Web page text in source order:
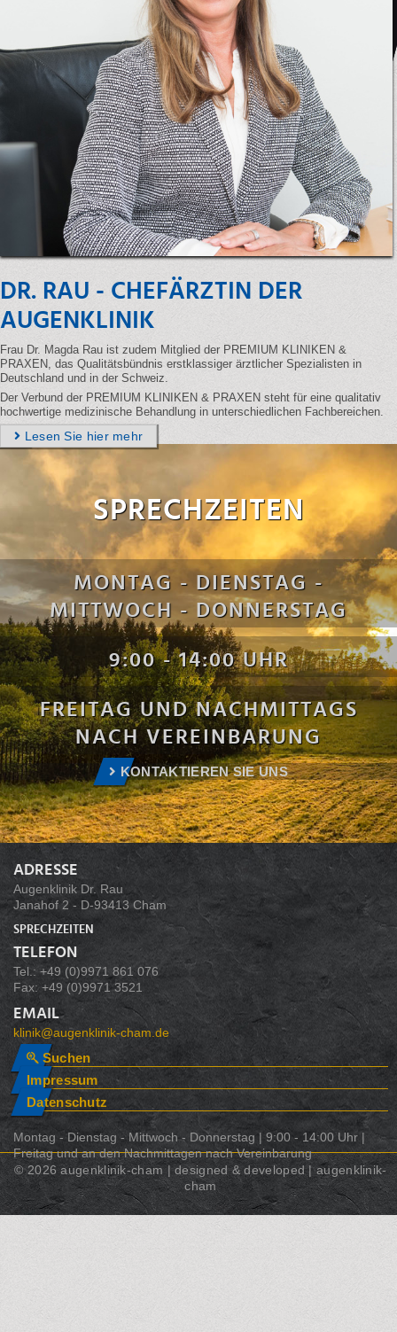
DR. RAU - CHEFÄRZTIN DER
AUGENKLINIK
Frau Dr. Magda Rau ist zudem Mitglied der PREMIUM KLINIKEN &
PRAXEN, das Qualitätsbündnis erstklassiger ärztlicher Spezialisten in
Deutschland und in der Schweiz.
Der Verbund der PREMIUM KLINIKEN & PRAXEN steht für eine qualitativ
hochwertige medizinische Behandlung in unterschiedlichen Fachbereichen.
Lesen Sie hier mehr
SPRECHZEITEN
MONTAG - DIENSTAG -
MITTWOCH - DONNERSTAG
9:00 - 14:00 UHR
FREITAG UND NACHMITTAGS
NACH VEREINBARUNG
KONTAKTIEREN SIE UNS
ADRESSE
Augenklinik Dr. Rau
Janahof 2 - D-93413 Cham
SPRECHZEITEN
TELEFON
Tel.: +49 (0)9971 861 076
Fax: +49 (0)9971 3521
EMAIL
klinik@augenklinik-cham.de
Suchen
Impressum
Datenschutz
Montag - Dienstag - Mittwoch - Donnerstag | 9:00 - 14:00 Uhr |
Freitag und an den Nachmittagen nach Vereinbarung
© 2026 augenklinik-cham | designed & developed | augenklinik-
cham